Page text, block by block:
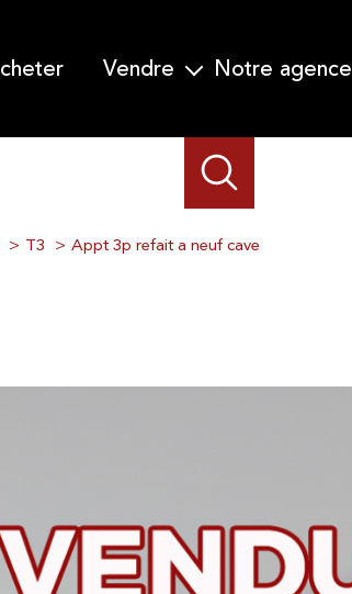
acheter
vendre
Demander une estimation
notre agence
Notre équipe
T3 Appt 3p refait a neuf cave